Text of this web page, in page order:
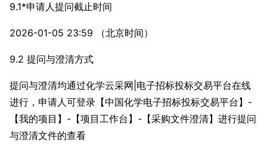
9.1*申请人提问截止时间
2026-01-05 23:59 （北京时间）
9.2 提问与澄清方式
提问与澄清均通过化学云采网|电子招标投标交易平台在线
进行，申请人可登录【中国化学电子招标投标交易平台】-
【我的项目】-【项目工作台】-【采购文件澄清】进行提问
与澄清文件的查看